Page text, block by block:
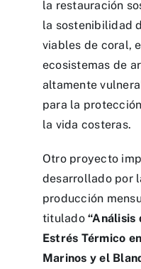
la restauración
la sostenibilidad
viables de coral,
ecosistemas de
altamente
para la
la vida costeras.
Otro proyecto
desarrollado por
producción
titulado“Análisis
Estrés Térmico
Marinos y el